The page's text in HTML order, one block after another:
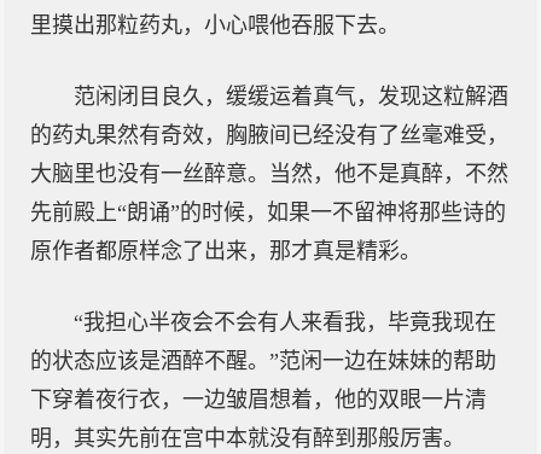
里摸出那粒药丸，小心喂他吞服下去。
范闲闭目良久，缓缓运着真气，发现这粒解酒
的药丸果然有奇效，胸腋间已经没有了丝毫难受，
大脑里也没有一丝醉意。当然，他不是真醉，不然
先前殿上“朗诵”的时候，如果一不留神将那些诗的
原作者都原样念了出来，那才真是精彩。
“我担心半夜会不会有人来看我，毕竟我现在
的状态应该是酒醉不醒。”范闲一边在妹妹的帮助
下穿着夜行衣，一边皱眉想着，他的双眼一片清
明，其实先前在宫中本就没有醉到那般厉害。